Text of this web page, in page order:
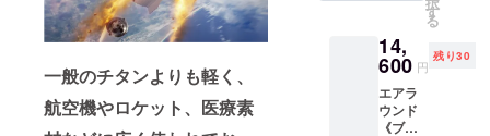
一般のチタンよりも軽く、
航空機やロケット、医療素
送料
込）
【内
容】 ■
エアス
クエア
す
る
14,
600 円
残り30
エアラ
ウンド
《ブ